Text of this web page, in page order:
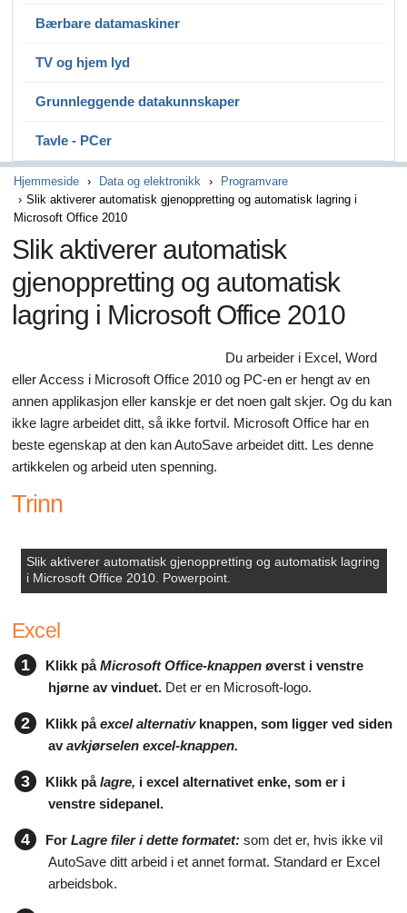
Bærbare datamaskiner
TV og hjem lyd
Grunnleggende datakunnskaper
Tavle - PCer
Hjemmeside Data og elektronikk
Programvare
Slik aktiverer automatisk gjenoppretting og automatisk lagring i
Microsoft Office 2010
Slik aktiverer automatisk
gjenoppretting og automatisk
lagring i Microsoft Office 2010
Du arbeider i Excel, Word
eller Access i Microsoft Office 2010 og PC-en er hengt av en
annen applikasjon eller kanskje er det noen galt skjer. Og du kan
ikke lagre arbeidet ditt, så ikke fortvil. Microsoft Office har en
beste egenskap at den kan AutoSave arbeidet ditt. Les denne
artikkelen og arbeid uten spenning.
Trinn
Slik aktiverer automatisk gjenoppretting og automatisk lagring
i Microsoft Office 2010. Powerpoint.
Excel
1 Klikk påMicrosoft Office-knappen øverst i venstre
hjørne av vinduet. Det er en Microsoft-logo.
2 Klikk påexcel alternativknappen, som ligger ved siden
avavkjørselen excel-knappen.
3 Klikk pålagre, i excel alternativet enke, som er i
venstre sidepanel.
4 For Lagre filer i dette formatet: som det er, hvis ikke vil
AutoSave ditt arbeid i et annet format. Standard er Excel
arbeidsbok.